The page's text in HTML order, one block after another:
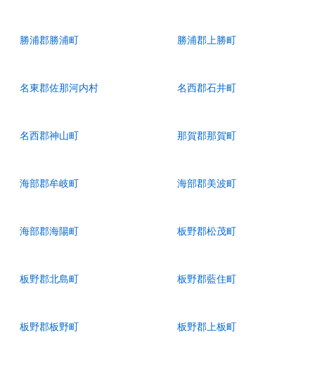
勝浦郡勝浦町 勝浦郡上勝町
名東郡佐那河内村 名西郡石井町
名西郡神山町 那賀郡那賀町
海部郡牟岐町 海部郡美波町
海部郡海陽町 板野郡松茂町
板野郡北島町 板野郡藍住町
板野郡板野町 板野郡上板町